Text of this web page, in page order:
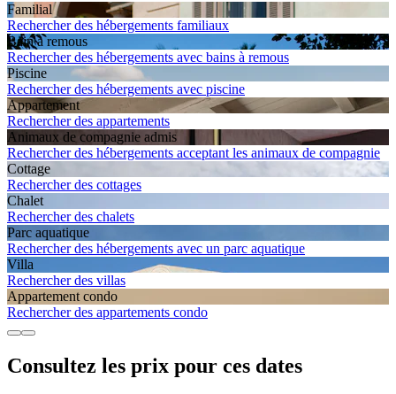
Familial
Rechercher des hébergements familiaux
Bain à remous
Rechercher des hébergements avec bains à remous
Piscine
Rechercher des hébergements avec piscine
Apparte­ment
Rechercher des appartements
Animaux de compagnie admis
Rechercher des hébergements acceptant les animaux de compagnie
Cottage
Rechercher des cottages
Chalet
Rechercher des chalets
Parc aquatique
Rechercher des hébergements avec un parc aquatique
Villa
Rechercher des villas
Apparte­ment condo
Rechercher des appartements condo
Consultez les prix pour ces dates